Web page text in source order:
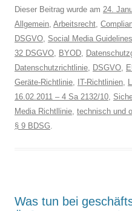
Dieser Beitrag wurde am 24.
Allgemein, Arbeitsrecht,
DSGVO, Social Media Guidelines
32 DSGVO, BYOD,
Datenschutzrichtlinie, DSGVO,
Geräte-Richtlinie, IT-Richtlinien,
16.02.2011 – 4 Sa 2132/10,
Media Richtllinie, technisch und
§ 9 BDSG.
Was tun bei